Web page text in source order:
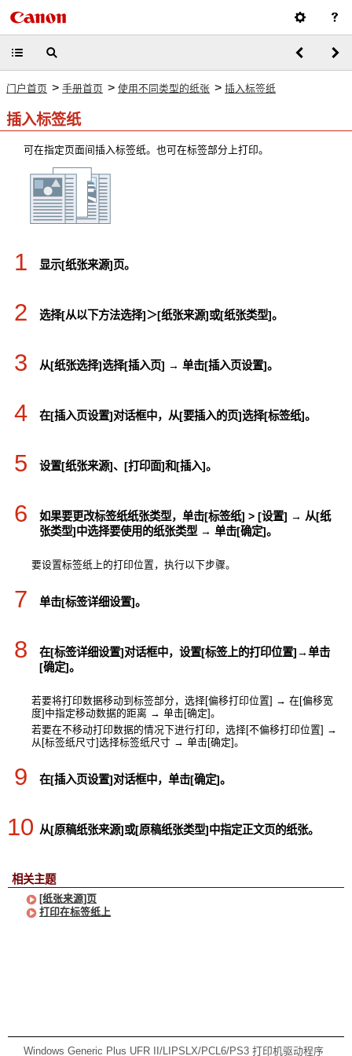
门户首页 > 手册首页 > 使用不同类型的纸张 > 插入标签纸
插入标签纸
可在指定页面间插入标签纸。也可在标签部分上打印。
1 显示[纸张来源]页。
2 选择[从以下方法选择]＞[纸张来源]或[纸张类型]。
3 从[纸张选择]选择[插入页] → 单击[插入页设置]。
4 在[插入页设置]对话框中，从[要插入的页]选择[标签纸]。
5 设置[纸张来源]、[打印面]和[插入]。
6
如果要更改标签纸纸张类型，单击[标签纸] > [设置] → 从[纸
张类型]中选择要使用的纸张类型 → 单击[确定]。
要设置标签纸上的打印位置，执行以下步骤。
7 单击[标签详细设置]。
8
在[标签详细设置]对话框中，设置[标签上的打印位置]→单击
[确定]。
若要将打印数据移动到标签部分，选择[偏移打印位置] → 在[偏移宽
度]中指定移动数据的距离 → 单击[确定]。
若要在不移动打印数据的情况下进行打印，选择[不偏移打印位置] →
从[标签纸尺寸]选择标签纸尺寸 → 单击[确定]。
9 在[插入页设置]对话框中，单击[确定]。
10 从[原稿纸张来源]或[原稿纸张类型]中指定正文页的纸张。
相关主题
[纸张来源]页
打印在标签纸上
Windows Generic Plus UFR II/LIPSLX/PCL6/PS3 打印机驱动程序